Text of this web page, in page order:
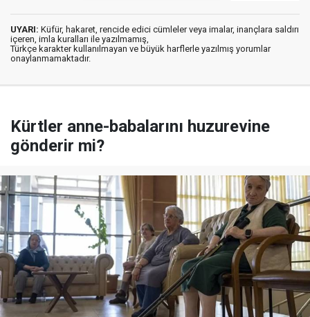
UYARI: Küfür, hakaret, rencide edici cümleler veya imalar, inançlara saldırı
içeren, imla kuralları ile yazılmamış,
Türkçe karakter kullanılmayan ve büyük harflerle yazılmış yorumlar
onaylanmamaktadır.
Kürtler anne-babalarını huzurevine
gönderir mi?